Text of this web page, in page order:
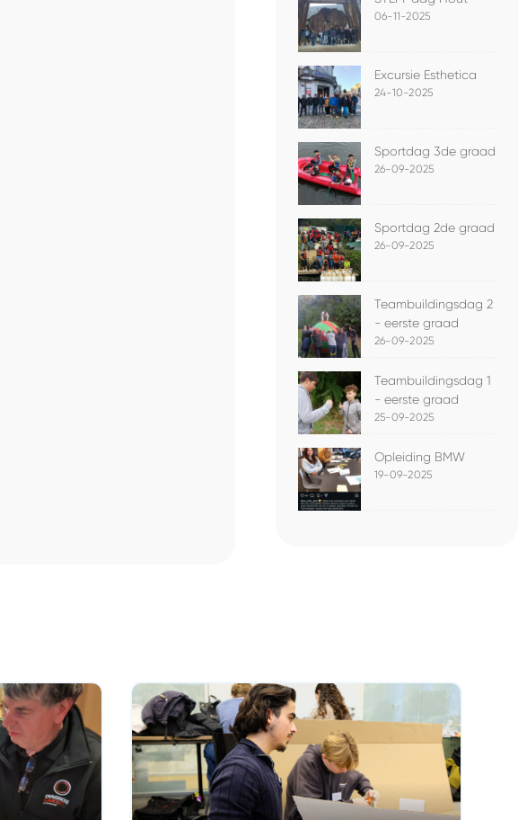
06-11-2025
Excursie Esthetica
24-10-2025
Sportdag 3de graad
26-09-2025
Sportdag 2de graad
26-09-2025
Teambuildingsdag 2
- eerste graad
26-09-2025
Teambuildingsdag 1
- eerste graad
25-09-2025
Opleiding BMW
19-09-2025